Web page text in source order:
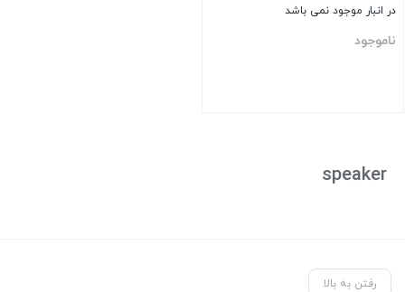
در انبار موجود نمی باشد
ناموجود
speaker
رفتن به بالا